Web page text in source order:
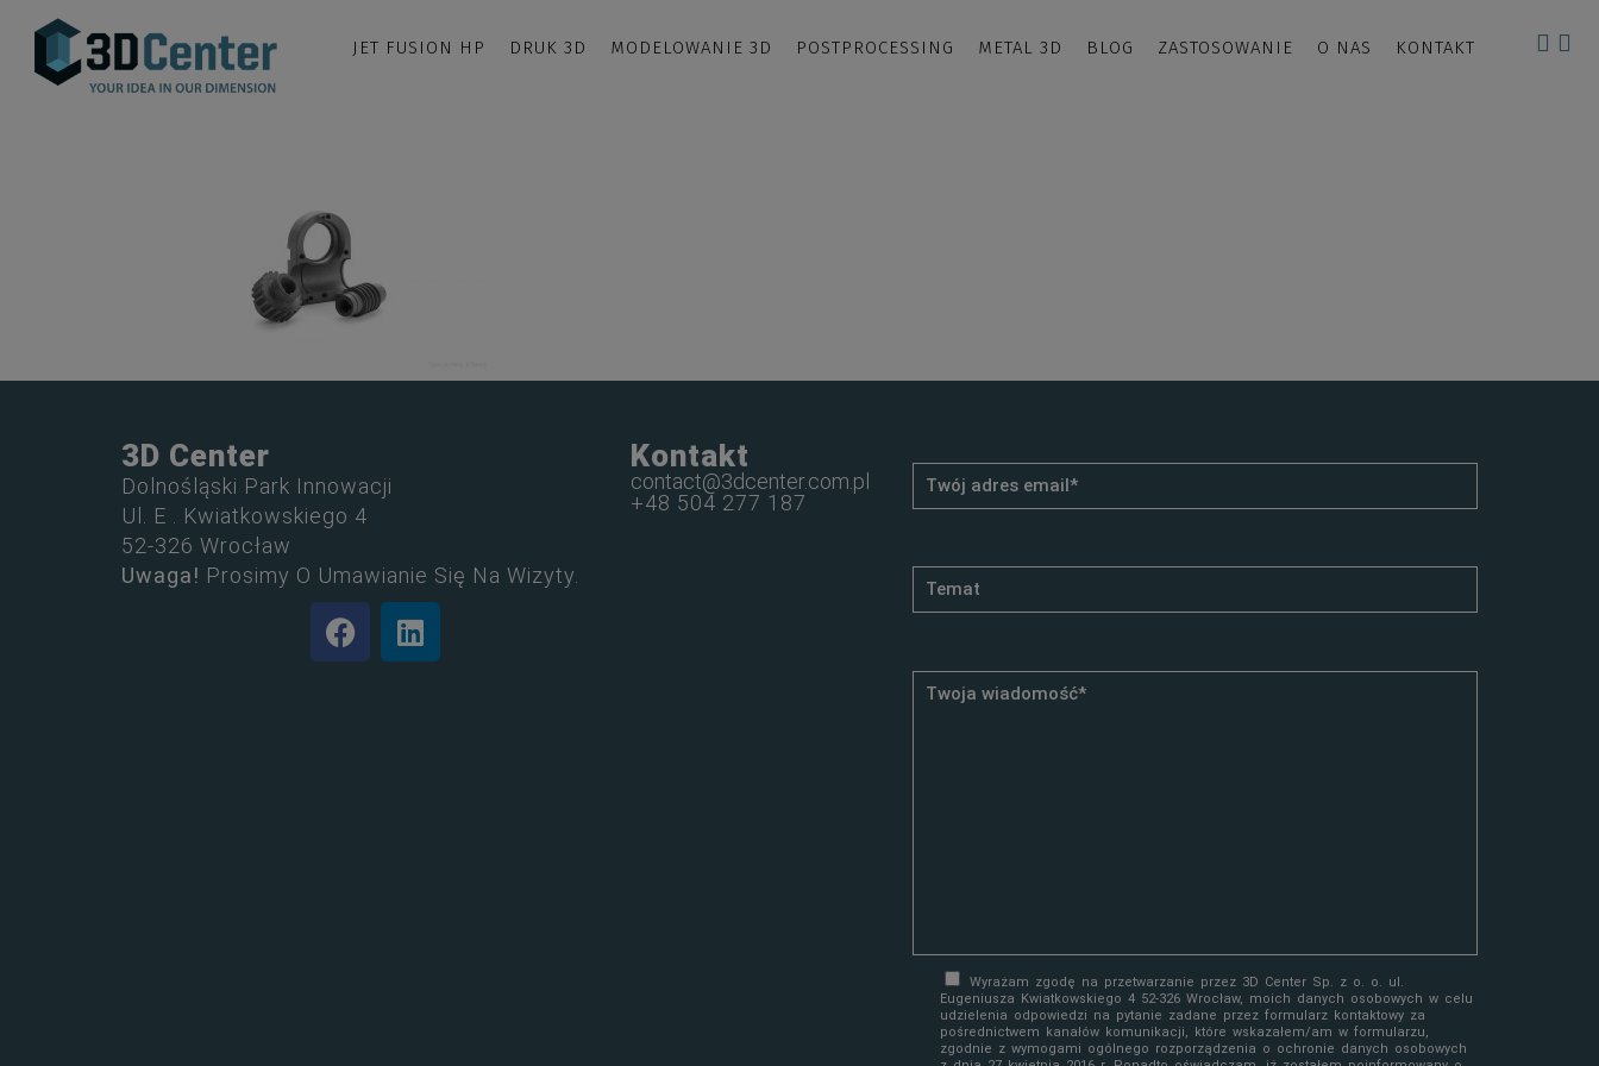
JET FUSION HP DRUK 3D MODELOWANIE 3D POSTPROCESSING METAL 3D BLOG ZASTOSOWANIE O NAS KONTAKT
3D Center
Dolnośląski Park Innowacji
Ul. E . Kwiatkowskiego 4
52-326 Wrocław
Uwaga! Prosimy O Umawianie Się Na Wizyty.
Kontakt
contact@3dcenter.com.pl
+48 504 277 187
Wyrażam zgodę na przetwarzanie przez 3D Center Sp. z o. o. ul.
Eugeniusza Kwiatkowskiego 4 52-326 Wrocław, moich danych osobowych w celu
udzielenia odpowiedzi na pytanie zadane przez formularz kontaktowy za
pośrednictwem kanałów komunikacji, które wskazałem/am w formularzu,
zgodnie z wymogami ogólnego rozporządzenia o ochronie danych osobowych